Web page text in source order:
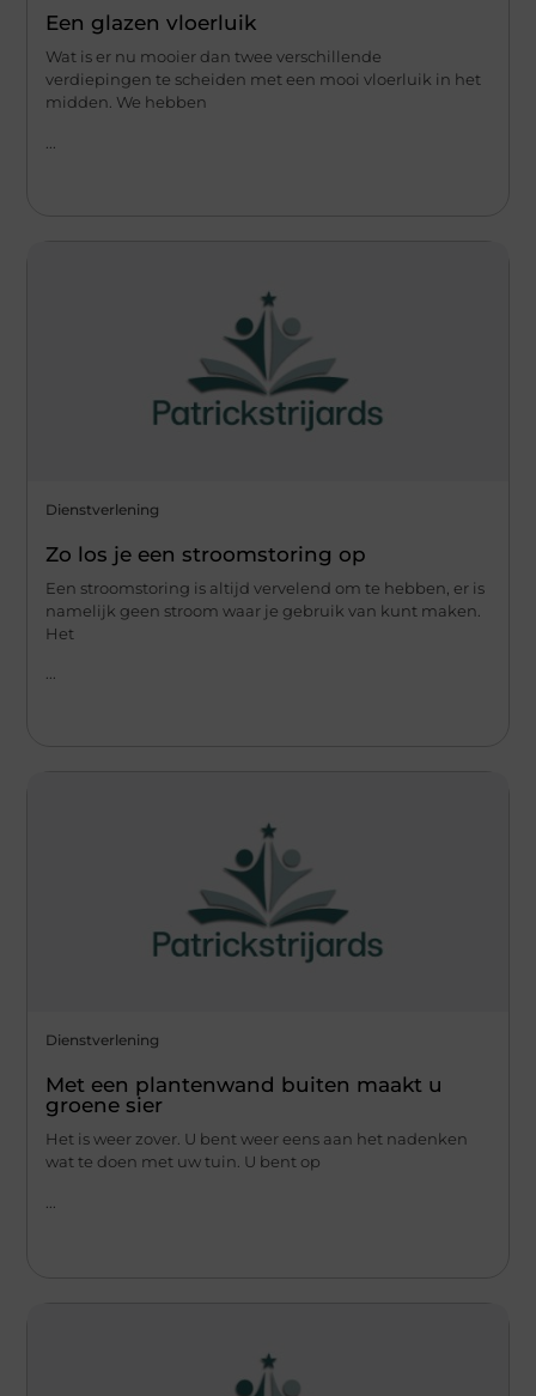
Een glazen vloerluik
Wat is er nu mooier dan twee verschillende
verdiepingen te scheiden met een mooi vloerluik in het
midden. We hebben
Dienstverlening
Zo los je een stroomstoring op
Een stroomstoring is altijd vervelend om te hebben, er is
namelijk geen stroom waar je gebruik van kunt maken.
Het
Dienstverlening
Met een plantenwand buiten maakt u
groene sier
Het is weer zover. U bent weer eens aan het nadenken
wat te doen met uw tuin. U bent op